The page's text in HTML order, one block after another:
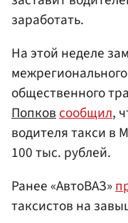
заработать.
На этой неделе
общественного
Попковсообщил,
водителя такси в
100 тыс. рублей.
Ранее «АвтоВАЗ»
таксистов на